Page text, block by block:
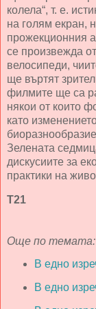
колела“, т. е.
на голям екран,
прожекционния
се произвежда
велосипеди,
ще въртят
филмите ще са
някои от които
като
Зелената
дискусиите за
практики на
Т21
Още по темата:
В едно
В едно